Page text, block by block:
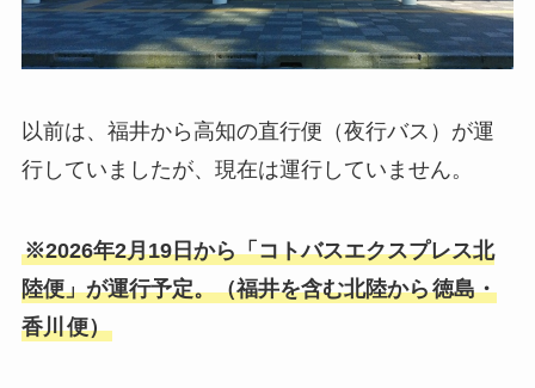
以前は、福井から高知の直行便（夜行バス）が運
行していましたが、現在は運行していません。
※2026年2月19日から「コトバスエクスプレス北
陸便」が運行予定。（福井を含む北陸から徳島・
香川便）